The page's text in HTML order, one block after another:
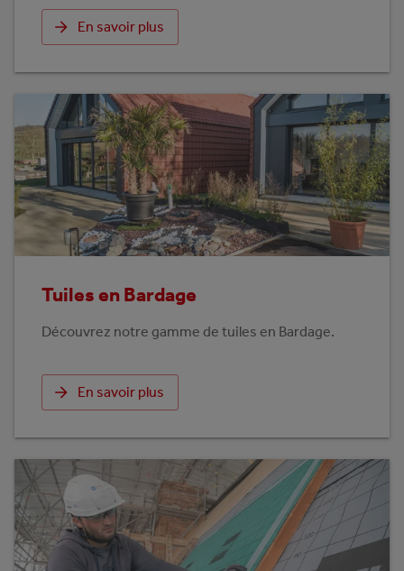
En savoir plus
Tuiles en Bardage
Découvrez notre gamme de tuiles en Bardage.
En savoir plus